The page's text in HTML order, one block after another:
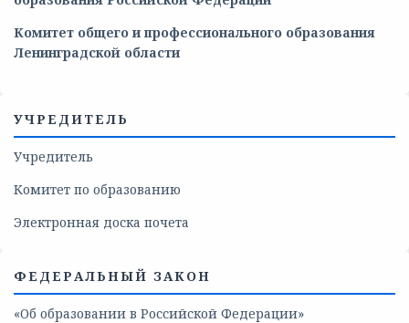
Комитет общего и профессионального образования
Ленинградской области
УЧРЕДИТЕЛЬ
Учредитель
Комитет по образованию
Электронная доска почета
ФЕДЕРАЛЬНЫЙ ЗАКОН
«Об образовании в Российской Федерации»